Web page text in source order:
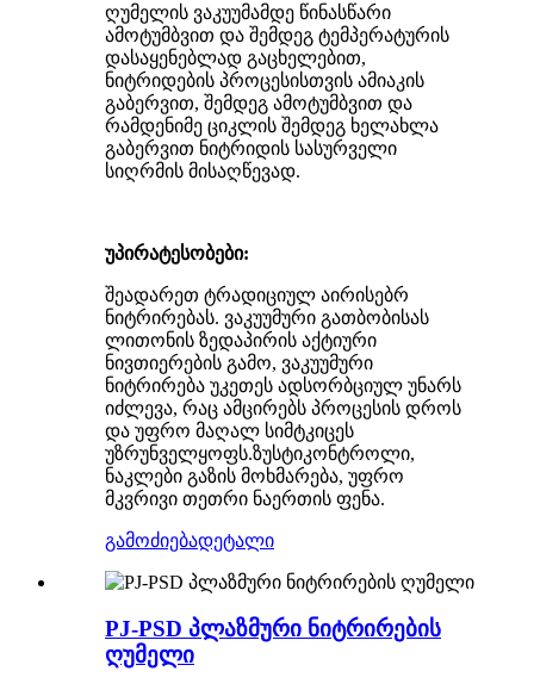
ღუმელის ვაკუუმამდე წინასწარი
ამოტუმბვით და შემდეგ ტემპერატურის
დასაყენებლად გაცხელებით,
ნიტრიდების პროცესისთვის ამიაკის
გაბერვით, შემდეგ ამოტუმბვით და
რამდენიმე ციკლის შემდეგ ხელახლა
გაბერვით ნიტრიდის სასურველი
სიღრმის მისაღწევად.
უპირატესობები:
შეადარეთ ტრადიციულ აირისებრ
ნიტრირებას. ვაკუუმური გათბობისას
ლითონის ზედაპირის აქტიური
ნივთიერების გამო, ვაკუუმური
ნიტრირება უკეთეს ადსორბციულ უნარს
იძლევა, რაც ამცირებს პროცესის დროს
და უფრო მაღალ სიმტკიცეს
უზრუნველყოფს.ზუსტიკონტროლი,
ნაკლები გაზის მოხმარება, უფრო
მკვრივი თეთრი ნაერთის ფენა.
გამოძიებადეტალი
PJ-PSD პლაზმური ნიტრირების
ღუმელი